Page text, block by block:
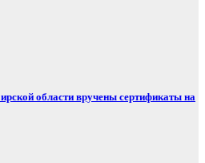
области вручены сертификаты на